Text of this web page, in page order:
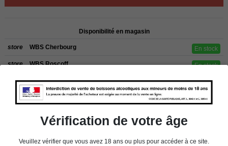
Disponibilité en magasin
store WBS Cherbourg En stock
store WBS Roscoff En stock
Rappel
Les commandes sont uniquement livrées en France métropolitaine. Pour les
clients de l’étranger, retrait sur place dans nos magasins de ROSCOFF ou
Vérification de votre âge
Veuillez vérifier que vous avez 18 ans ou plus pour accéder à ce site.